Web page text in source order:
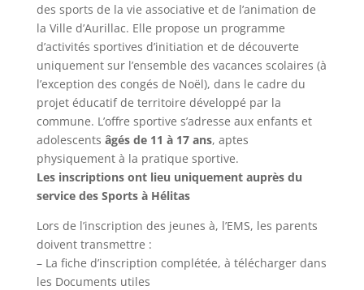
des sports de la vie associative et de l’animation de
la Ville d’Aurillac. Elle propose un programme
d’activités sportives d’initiation et de découverte
uniquement sur l’ensemble des vacances scolaires (à
l’exception des congés de Noël), dans le cadre du
projet éducatif de territoire développé par la
commune. L’offre sportive s’adresse aux enfants et
adolescents âgés de 11 à 17 ans, aptes
physiquement à la pratique sportive.
Les inscriptions ont lieu uniquement auprès du
service des Sports à Hélitas
Lors de l’inscription des jeunes à, l’EMS, les parents
doivent transmettre :
– La fiche d’inscription complétée, à télécharger dans
les Documents utiles